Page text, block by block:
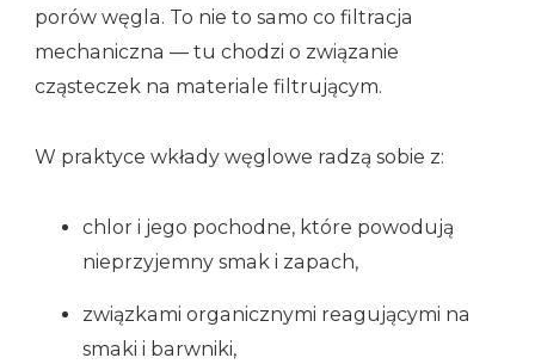
porów węgla. To nie to samo co filtracja
mechaniczna — tu chodzi o związanie
cząsteczek na materiale filtrującym.
W praktyce wkłady węglowe radzą sobie z:
chlor i jego pochodne, które powodują
nieprzyjemny smak i zapach,
związkami organicznymi reagującymi na
smaki i barwniki,